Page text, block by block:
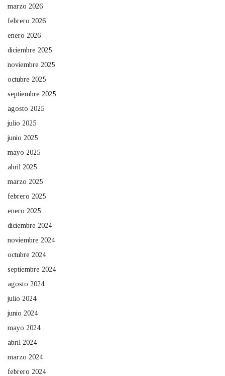
marzo 2026
febrero 2026
enero 2026
diciembre 2025
noviembre 2025
octubre 2025
septiembre 2025
agosto 2025
julio 2025
junio 2025
mayo 2025
abril 2025
marzo 2025
febrero 2025
enero 2025
diciembre 2024
noviembre 2024
octubre 2024
septiembre 2024
agosto 2024
julio 2024
junio 2024
mayo 2024
abril 2024
marzo 2024
febrero 2024